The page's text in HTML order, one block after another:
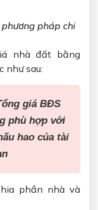
pháp chi
nhà đất bằng
như sau:
giá BĐS
phù hợp với
hao của tài
phần nhà và